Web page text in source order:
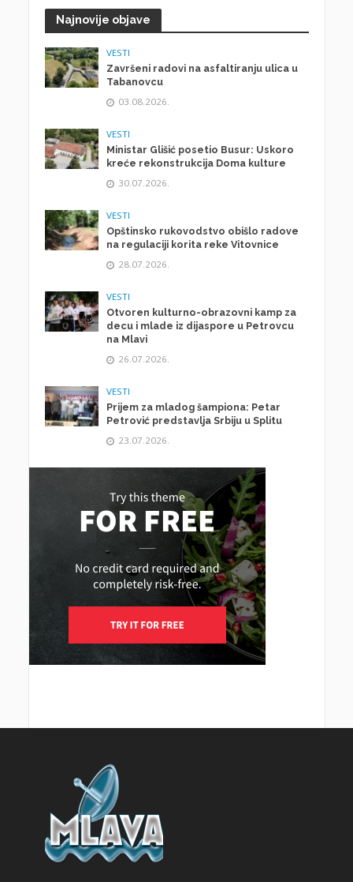
Najnovije objave
VESTI
Završeni radovi na asfaltiranju ulica u
Tabanovcu
03.08.2026.
VESTI
Ministar Glišić posetio Busur: Uskoro
kreće rekonstrukcija Doma kulture
30.07.2026.
VESTI
Opštinsko rukovodstvo obišlo radove
na regulaciji korita reke Vitovnice
28.07.2026.
VESTI
Otvoren kulturno-obrazovni kamp za
decu i mlade iz dijaspore u Petrovcu
na Mlavi
26.07.2026.
VESTI
Prijem za mladog šampiona: Petar
Petrović predstavlja Srbiju u Splitu
23.07.2026.